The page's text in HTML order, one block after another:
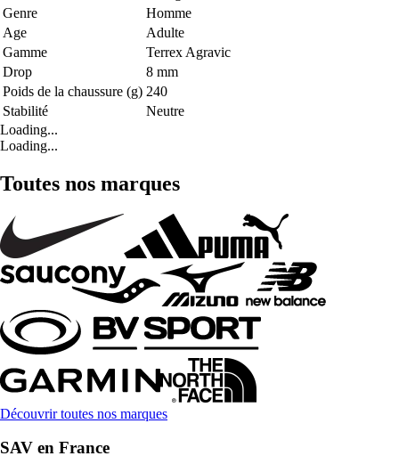
Genre
Homme
Age
Adulte
Gamme
Terrex Agravic
Drop
8 mm
Poids de la chaussure (g) 240
Stabilité
Neutre
Loading...
Loading...
Toutes nos marques
Découvrir toutes nos marques
SAV en France